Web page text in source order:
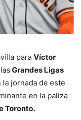
para Víctor
Grandes Ligas
la jornada de este
en la paliza
Toronto.